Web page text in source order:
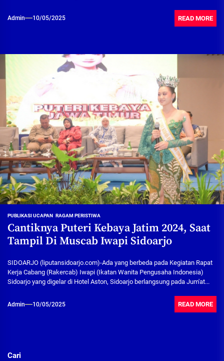
Admin 10/05/2025 READ MORE
PUBLIKASI UCAPAN RAGAM PERISTIWA
Cantiknya Puteri Kebaya Jatim 2024, Saat
Tampil Di Muscab Iwapi Sidoarjo
SIDOARJO (liputansidoarjo.com)-Ada yang berbeda pada Kegiatan Rapat
Kerja Cabang (Rakercab) Iwapi (Ikatan Wanita Pengusaha Indonesia)
Sidoarjo yang digelar di Hotel Aston, Sidoarjo berlangsung pada Jum'at...
Admin 10/05/2025 READ MORE
Cari